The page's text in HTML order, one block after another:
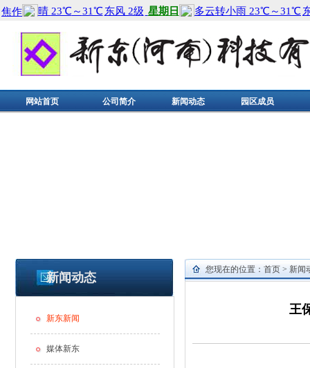
网站首页 公司简介 新闻动态 园区成员
新闻动态
新东新闻
媒体新东
您现在的位置： 首页 > 新闻
王